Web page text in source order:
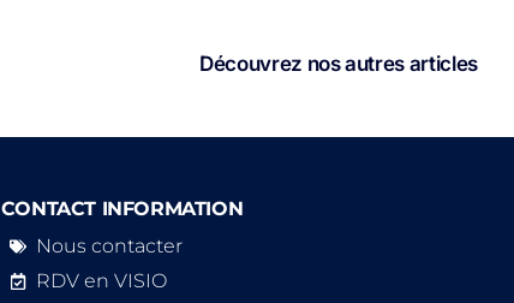
Découvrez nos autres articles
CONTACT INFORMATION
Nous contacter
RDV en VISIO